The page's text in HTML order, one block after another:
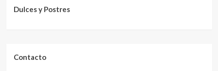
Dulces y Postres
Contacto